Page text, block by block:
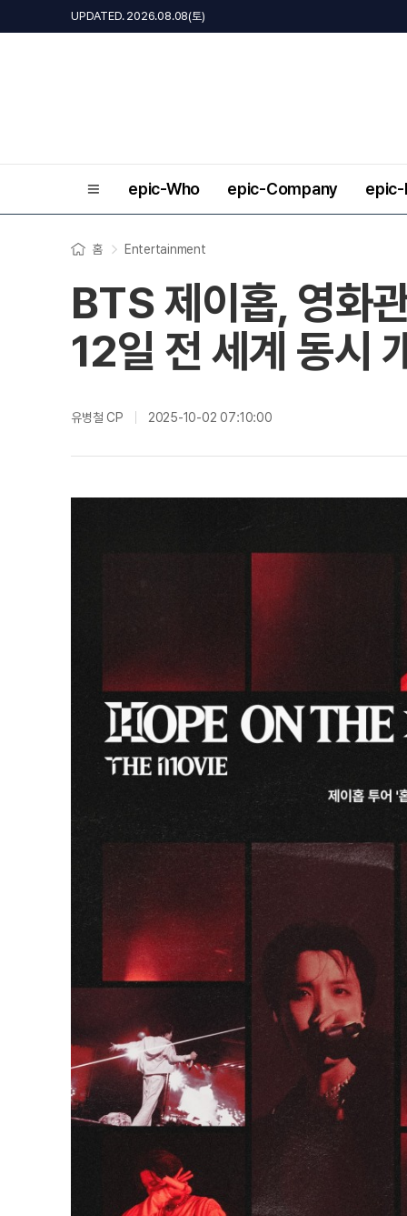
UPDATED. 2026.08.08(토)
epic-Who epic-Company
홈 Entertainment
BTS 제이홉, 영화
12일 전 세계 동시
유병철 CP 2025-10-02 07:10:00